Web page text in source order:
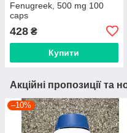
Fenugreek, 500 mg 100
caps
428 ₴
Купити
Акційні пропозиції та
–10%